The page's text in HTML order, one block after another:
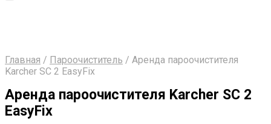
Главная / Пароочиститель / Аренда пароочистителя
Karcher SC 2 EasyFix
Аренда пароочистителя Karcher SC 2
EasyFix